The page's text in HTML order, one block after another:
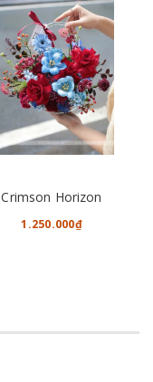
Crimson Horizon
1.250.000₫